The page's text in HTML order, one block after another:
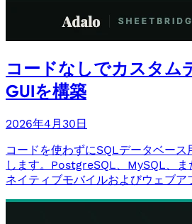
コードなしでカスタム
GUIを構築
2026年4月30日
コードを使わずにSQLデータベー
します。PostgreSQL、MySQL、
ネイティブモバイルおよびウェブア